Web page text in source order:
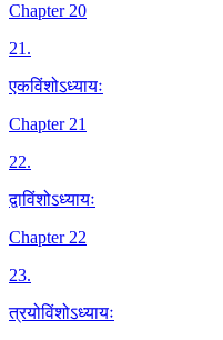
Chapter 20
21.
एकविंशोऽध्यायः
Chapter 21
22.
द्वाविंशोऽध्यायः
Chapter 22
23.
त्रयोविंशोऽध्यायः